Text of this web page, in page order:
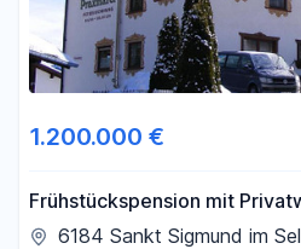
1.200.000 €
Frühstückspension mit
von Kühtai (dem höchst
6184 Sankt Sigmund im